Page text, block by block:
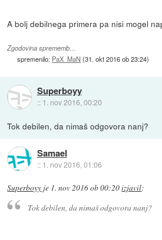
A bolj debilnega primera pa nisi mogel
Zgodovina sprememb…
spremenilo: PaX_MaN(31. okt 2016 ob 23:24)
Superboyy
:: 1. nov 2016, 00:20
Tok debilen, da nimaš odgovora nanj?
Samael
:: 1. nov 2016, 01:06
Superboyy je 1. nov 2016 ob 00:20izjavil:
Tok debilen, da nimaš odgovora nanj?